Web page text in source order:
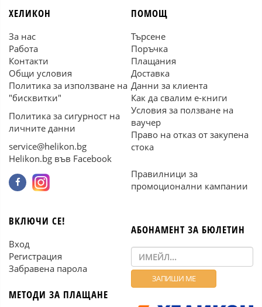
ХЕЛИКОН
За нас
Работа
Контакти
Общи условия
Политика за използване на
"бисквитки"
Политика за сигурност на
личните данни
service@helikon.bg
Helikon.bg във Facebook
ПОМОЩ
Търсене
Поръчка
Плащания
Доставка
Данни за клиента
Как да свалим е-книги
Условия за ползване на
ваучер
Право на отказ от закупена
стока
Правилници за
промоционални кампании
ВКЛЮЧИ СЕ!
Вход
Регистрация
Забравена парола
МЕТОДИ ЗА ПЛАЩАНЕ
АБОНАМЕНТ ЗА БЮЛЕТИН